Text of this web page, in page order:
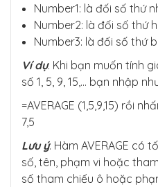
Number1: là đối số thứ
Number2: là đối số thứ
Number3: là đối số thứ
Ví dụ: Khi bạn muốn tính
số 1, 5, 9, 15,… bạn nhập
=AVERAGE (1,5,9,15) rồi
7,5
Lưu ý: Hàm AVERAGE có
số, tên, phạm vi hoặc
số tham chiếu ô hoặc